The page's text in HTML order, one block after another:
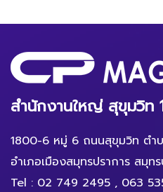
สำนักงานใหญ่ สุขุมวิท
1800-6 หมู่ 6 ถนนสุขุมวิท ตำบ
อำเภอเมืองสมุทรปราการ สมุท
Tel : 02 749 2495 , 063